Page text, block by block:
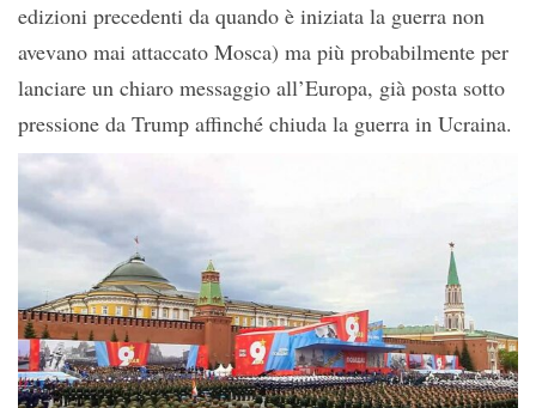
edizioni precedenti da quando è iniziata la guerra non
avevano mai attaccato Mosca) ma più probabilmente per
lanciare un chiaro messaggio all’Europa, già posta sotto
pressione da Trump affinché chiuda la guerra in Ucraina.